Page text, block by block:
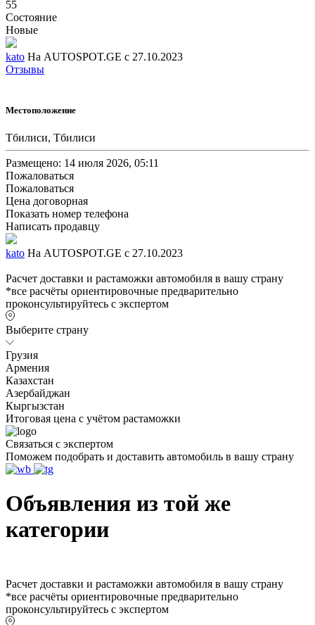
55
Состояние
Новые
kato На AUTOSPOT.GE с 27.10.2023
Отзывы
Местоположение
Тбилиси, Тбилиси
Размещено: 14 июля 2026, 05:11
Пожаловаться
Пожаловаться
Цена договорная
Показать номер телефона
Написать продавцу
kato На AUTOSPOT.GE с 27.10.2023
Расчет доставки и растаможки автомобиля в вашу страну
*все расчёты ориентировочные предварительно
проконсультируйтесь с экспертом
Выберите страну
Грузия
Армения
Казахстан
Азербайджан
Кыргызстан
Итоговая цена с учётом растаможки
Связаться с экспертом
Поможем подобрать и доставить автомобиль в вашу страну
Объявления из той же
категории
Расчет доставки и растаможки автомобиля в вашу страну
*все расчёты ориентировочные предварительно
проконсультируйтесь с экспертом